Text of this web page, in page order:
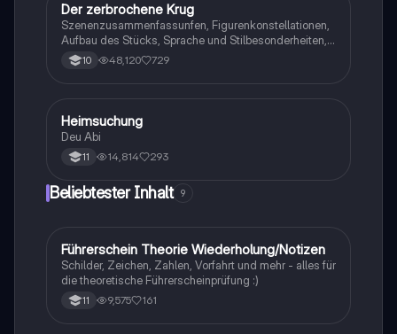
Deutsch
Der zerbrochene Krug
Szenenzusammenfassunfen, Figurenkonstellationen,
Aufbau des Stücks, Sprache und Stilbesonderheiten,
Aussageabsicht, Thematik, Interpretation
10 48,120 729
Deutsch
Heimsuchung
Deu Abi
11 14,814 293
Beliebtester Inhalt 9
Lerntipps
Führerschein Theorie Wiederholung/Notizen
Schilder, Zeichen, Zahlen, Vorfahrt und mehr - alles für
die theoretische Führerscheinprüfung :)
11 9,575 161